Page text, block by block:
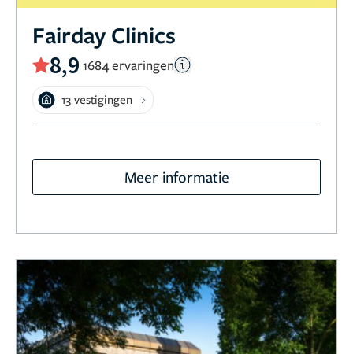
Fairday Clinics
8,9 1684 ervaringen
13 vestigingen
Meer informatie